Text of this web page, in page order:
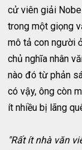
cử viên giải
trong một giọng
mô tả con người
chủ nghĩa nhân
nào đó từ phản
có vậy, ông còn
ít nhiều bị lãng
"Rất ít nhà văn